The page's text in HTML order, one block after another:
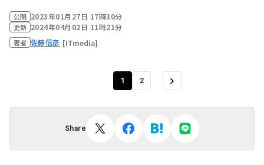
公開 2023年01月27日 17時30分
更新 2024年04月02日 11時21分
著者 佐藤信彦 [ITmedia]
1 2
Share